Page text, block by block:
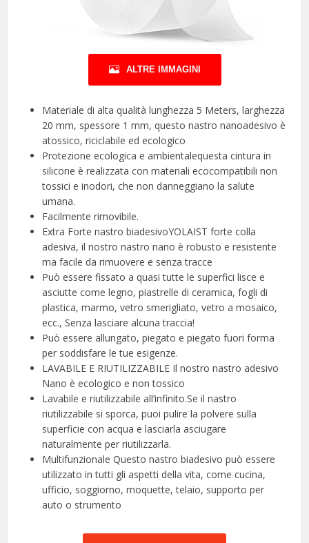
ALTRE IMMAGINI
Materiale di alta qualità lunghezza 5 Meters, larghezza
20 mm, spessore 1 mm, questo nastro nanoadesivo è
atossico, riciclabile ed ecologico
Protezione ecologica e ambientalequesta cintura in
silicone è realizzata con materiali ecocompatibili non
tossici e inodori, che non danneggiano la salute
umana.
Facilmente rimovibile.
Extra Forte nastro biadesivoYOLAIST forte colla
adesiva, il nostro nastro nano è robusto e resistente
ma facile da rimuovere e senza tracce
Può essere fissato a quasi tutte le superfici lisce e
asciutte come legno, piastrelle di ceramica, fogli di
plastica, marmo, vetro smerigliato, vetro a mosaico,
ecc., Senza lasciare alcuna traccia!
Può essere allungato, piegato e piegato fuori forma
per soddisfare le tue esigenze.
LAVABILE E RIUTILIZZABILE Il nostro nastro adesivo
Nano è ecologico e non tossico
Lavabile e riutilizzabile all’infinito.Se il nastro
riutilizzabile si sporca, puoi pulire la polvere sulla
superficie con acqua e lasciarla asciugare
naturalmente per riutilizzarla.
Multifunzionale Questo nastro biadesivo può essere
utilizzato in tutti gli aspetti della vita, come cucina,
ufficio, soggiorno, moquette, telaio, supporto per
auto o strumento